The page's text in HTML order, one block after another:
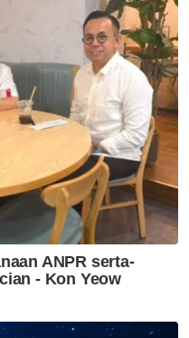
suspek
12 jam